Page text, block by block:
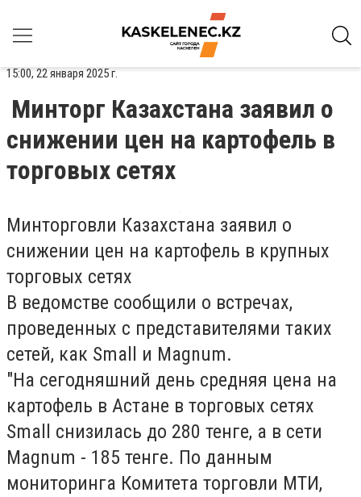
15:00, 22 января 2025 г.
Минторг Казахстана заявил о
снижении цен на картофель в
торговых сетях
Минторговли Казахстана заявил о
снижении цен на картофель в крупных
торговых сетях
В ведомстве сообщили о встречах,
проведенных с представителями таких
сетей, как Small и Magnum.
"На сегодняшний день средняя цена на
картофель в Астане в торговых сетях
Small снизилась до 280 тенге, а в сети
Magnum - 185 тенге. По данным
мониторинга Комитета торговли МТИ,